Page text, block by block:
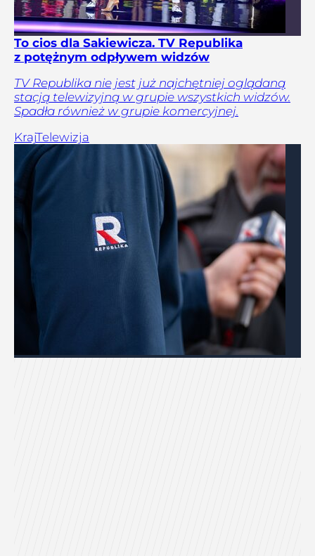
To cios dla Sakiewicza. TV Republika
z potężnym odpływem widzów
TV Republika nie jest już najchętniej oglądaną
stacją telewizyjną w grupie wszystkich widzów.
Spadła również w grupie komercyjnej.
KrajTelewizja